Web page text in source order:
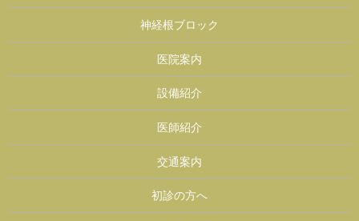
神経根ブロック
医院案内
設備紹介
医師紹介
交通案内
初診の方へ